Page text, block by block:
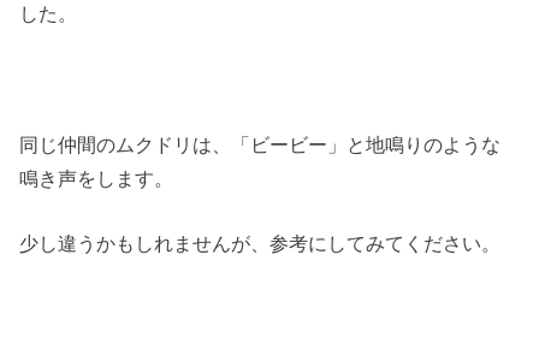
した。
同じ仲間のムクドリは、「ビービー」と地鳴りのような
鳴き声をします。
少し違うかもしれませんが、参考にしてみてください。